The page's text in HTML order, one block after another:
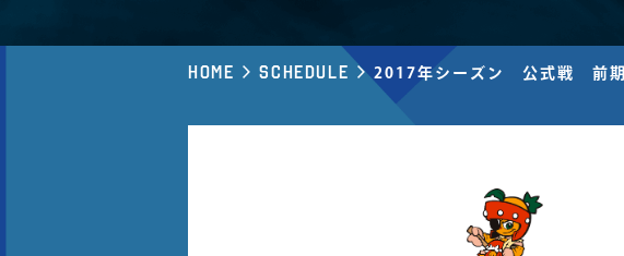
Home Schedule 2017年シーズン 公式戦 前期